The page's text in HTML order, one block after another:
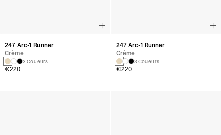
247 Arc-1 Runner
Crème
3 Couleurs
€220
247 Arc-1 Runner
Crème
3 Couleurs
€220